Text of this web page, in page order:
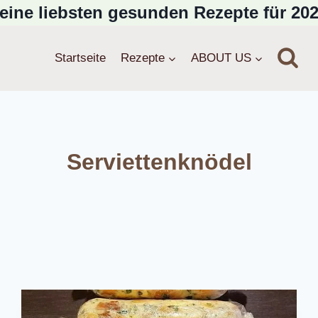
liebsten gesunden Rezepte für
Startseite Rezepte ABOUT US
Serviettenknödel